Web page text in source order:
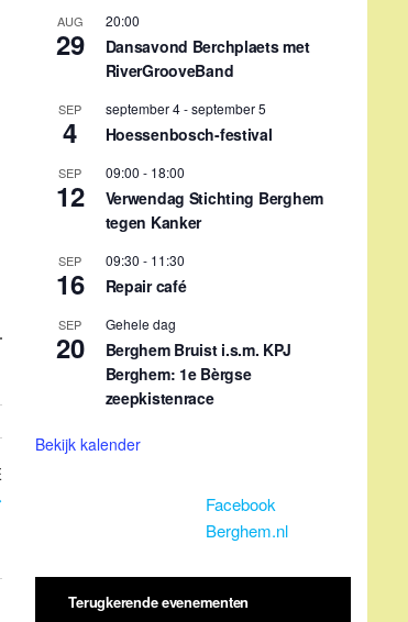
Volgend
bericht
AUG
29
20:00
Dansavond Berchplaets met
RiverGrooveBand
SEP
4
september 4-september 5
Hoessenbosch-festival
SEP
12
09:00 - 18:00
Verwendag Stichting Berghem
tegen Kanker
SEP
16
09:30 - 11:30
Repair café
SEP
20
Gehele dag
Berghem Bruist i.s.m. KPJ
Berghem: 1e Bèrgse
zeepkistenrace
Bekijk kalender
Facebook
Berghem.nl
Terugkerende evenementen